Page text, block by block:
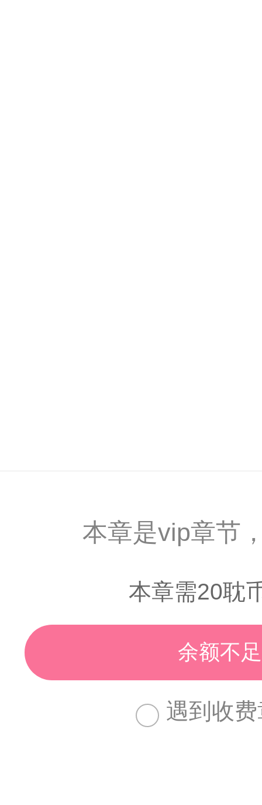
本章是vip章节
本章需20耽
余额不
遇到收